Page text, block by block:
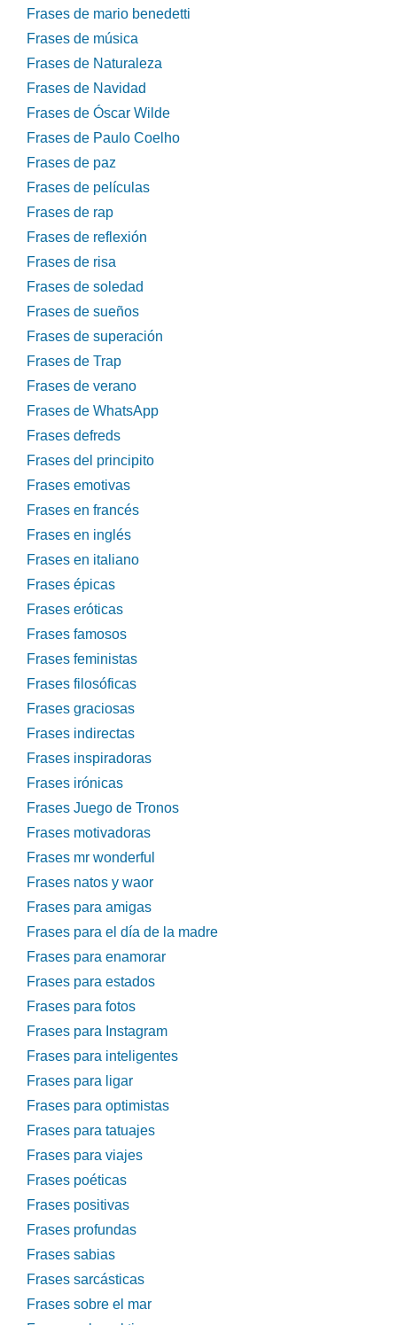
Frases de mario benedetti
Frases de música
Frases de Naturaleza
Frases de Navidad
Frases de Óscar Wilde
Frases de Paulo Coelho
Frases de paz
Frases de películas
Frases de rap
Frases de reflexión
Frases de risa
Frases de soledad
Frases de sueños
Frases de superación
Frases de Trap
Frases de verano
Frases de WhatsApp
Frases defreds
Frases del principito
Frases emotivas
Frases en francés
Frases en inglés
Frases en italiano
Frases épicas
Frases eróticas
Frases famosos
Frases feministas
Frases filosóficas
Frases graciosas
Frases indirectas
Frases inspiradoras
Frases irónicas
Frases Juego de Tronos
Frases motivadoras
Frases mr wonderful
Frases natos y waor
Frases para amigas
Frases para el día de la madre
Frases para enamorar
Frases para estados
Frases para fotos
Frases para Instagram
Frases para inteligentes
Frases para ligar
Frases para optimistas
Frases para tatuajes
Frases para viajes
Frases poéticas
Frases positivas
Frases profundas
Frases sabias
Frases sarcásticas
Frases sobre el mar